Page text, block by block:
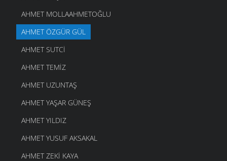
AHMET MOLLAAHMETOĞLU
AHMET ÖZGÜR GÜL
AHMET SUTCI
AHMET TEMIZ
AHMET UZUNTAŞ
AHMET YAŞAR GÜNEŞ
AHMET YILDIZ
AHMET YUSUF AKSAKAL
AHMET ZEKI KAYA